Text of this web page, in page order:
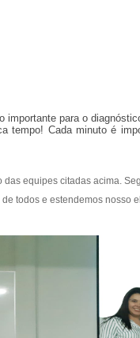
para o
tempo! Cada minuto é
equipes citadas acima.
todos e estendemos nosso